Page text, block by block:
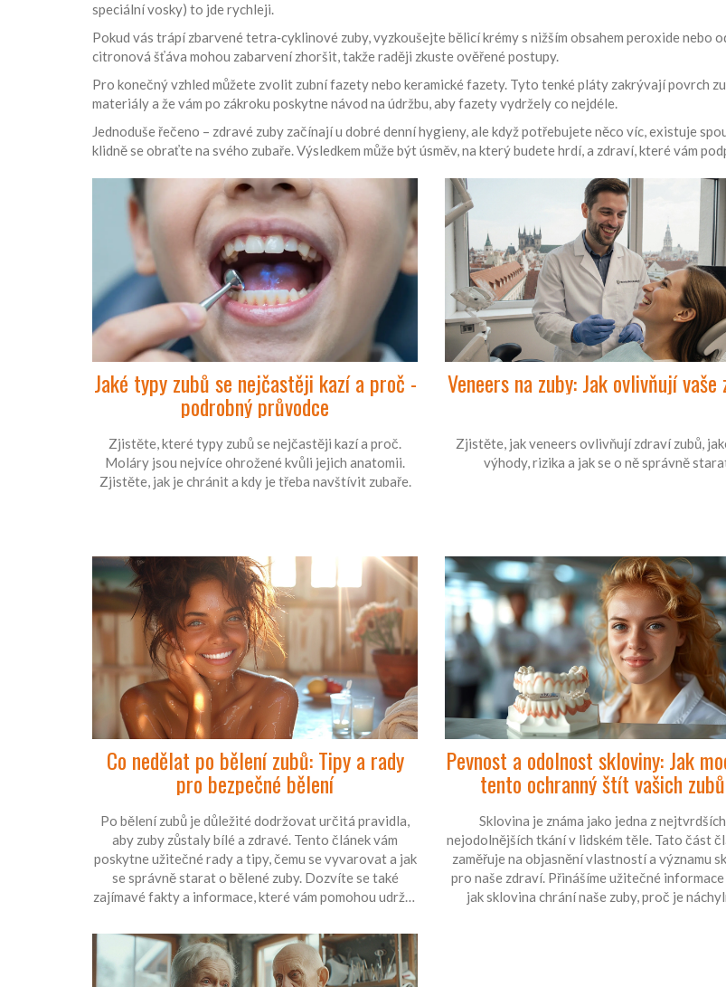
speciální vosky) to jde rychleji.
Pokud vás trápí zbarvené tetra‑cyklinové zuby, vyzkoušejte bělicí krémy s nižším obsahem peroxide nebo
citronová šťáva mohou zabarvení zhoršit, takže raději zkuste ověřené postupy.
Pro konečný vzhled můžete zvolit zubní fazety nebo keramické fazety. Tyto tenké pláty zakrývají povrch
materiály a že vám po zákroku poskytne návod na údržbu, aby fazety vydržely co nejdéle.
Jednoduše řečeno – zdravé zuby začínají u dobré denní hygieny, ale když potřebujete něco víc, existuje
klidně se obraťte na svého zubaře. Výsledkem může být úsměv, na který budete hrdí, a zdraví, které vám
Jaké typy zubů se nejčastěji kazí a proč -
podrobný průvodce
Zjistěte, které typy zubů se nejčastěji kazí a proč.
Moláry jsou nejvíce ohrožené kvůli jejich anatomii.
Zjistěte, jak je chránit a kdy je třeba navštívit zubaře.
Veneers na zuby: Jak ovlivňují vaše
Zjistěte, jak veneers ovlivňují zdraví zubů,
výhody, rizika a jak se o ně správně
Co nedělat po bělení zubů: Tipy a rady
pro bezpečné bělení
Po bělení zubů je důležité dodržovat určitá pravidla,
aby zuby zůstaly bílé a zdravé. Tento článek vám
poskytne užitečné rady a tipy, čemu se vyvarovat a jak
se správně starat o bělené zuby. Dozvíte se také
zajímavé fakty a informace, které vám pomohou udržet
Pevnost a odolnost skloviny: Jak
tento ochranný štít vašich
Sklovina je známa jako jedna z
nejodolnějších tkání v lidském těle. Tato část
zaměřuje na objasnění vlastností a významu
pro naše zdraví. Přinášíme užitečné
jak sklovina chrání naše zuby, proč je